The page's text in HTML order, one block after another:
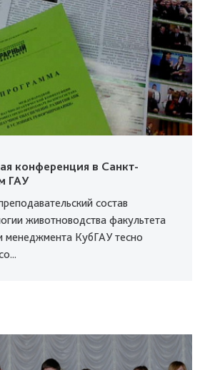
конференция в Санкт-
ГАУ
состав
животноводства факультета
менеджмента КубГАУ тесно